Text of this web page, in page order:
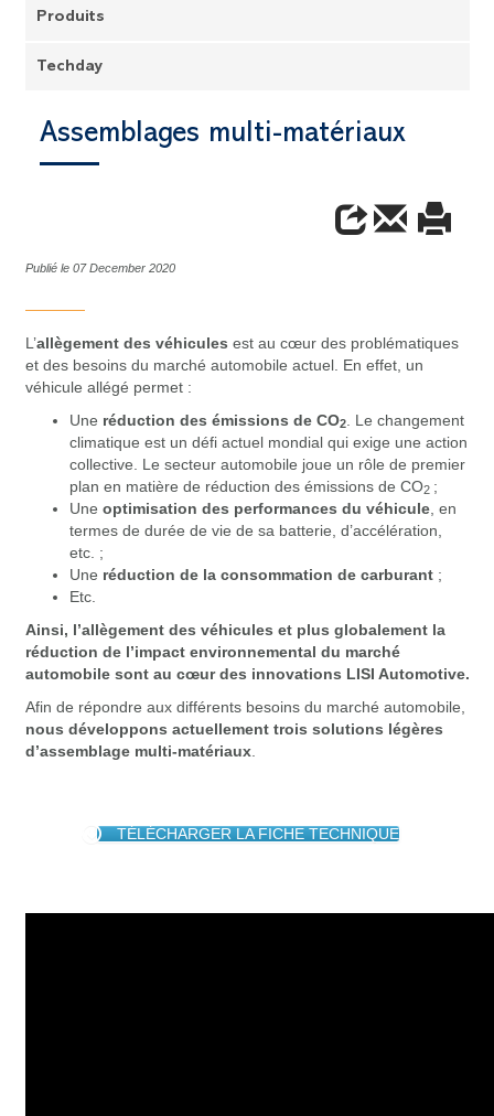
Produits
Techday
Assemblages multi-matériaux
Publié le 07 December 2020
L’allègement des véhicules est au cœur des problématiques
et des besoins du marché automobile actuel. En effet, un
véhicule allégé permet :
Une réduction des émissions de CO2
. Le changement
climatique est un défi actuel mondial qui exige une action
collective. Le secteur automobile joue un rôle de premier
plan en matière de réduction des émissions de CO2 ;
Une optimisation des performances du véhicule , en
termes de durée de vie de sa batterie, d’accélération,
etc. ;
Une réduction de la consommation de carburant ;
Etc.
Ainsi, l’allègement des véhicules et plus globalement la
réduction de l’impact environnemental du marché
automobile sont au cœur des innovations LISI Automotive.
Afin de répondre aux différents besoins du marché automobile,
nous développons actuellement trois solutions légères
d’assemblage multi-matériaux
TÉLÉCHARGER LA FICHE TECHNIQUE